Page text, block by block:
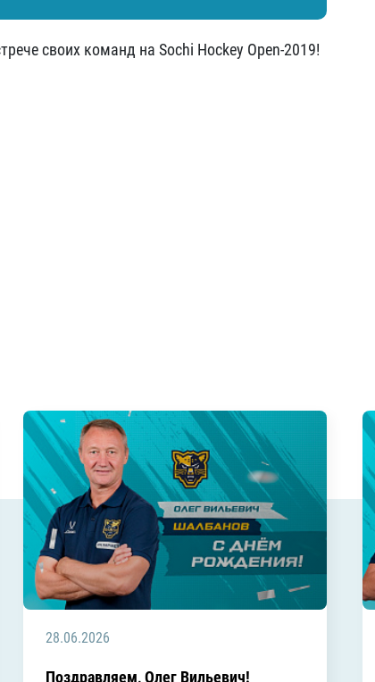
своих команд на Sochi Hockey Open-2019!
28.06.2026
Поздравляем, Олег Вильевич!